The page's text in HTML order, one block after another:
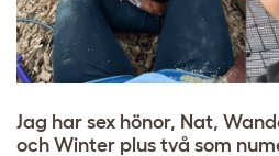
Jag har sex hönor, Nat,
och Winter plus två som